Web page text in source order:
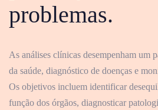
problemas.
As análises clínicas desempenham um
da saúde, diagnóstico de doenças e
Os objetivos incluem identificar
função dos órgãos, diagnosticar